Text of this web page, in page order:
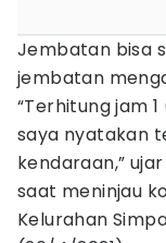
Jembatan bisa
jembatan
“Terhitung jam
saya nyatakan
kendaraan,”
saat meninjau
Kelurahan